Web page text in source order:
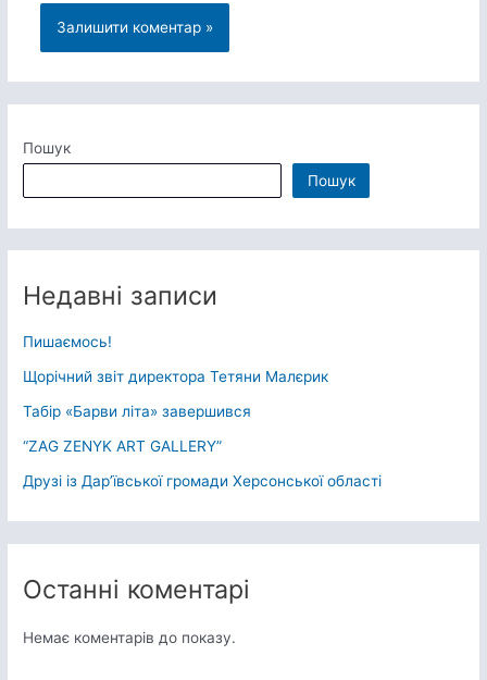
Пошук
Пошук
Недавні записи
Пишаємось!
Щорічний звіт директора Тетяни Малєрик
Табір «Барви літа» завершився
“ZAG ZENYK ART GALLERY”
Друзі із Дарʼївської громади Херсонської області
Останні коментарі
Немає коментарів до показу.